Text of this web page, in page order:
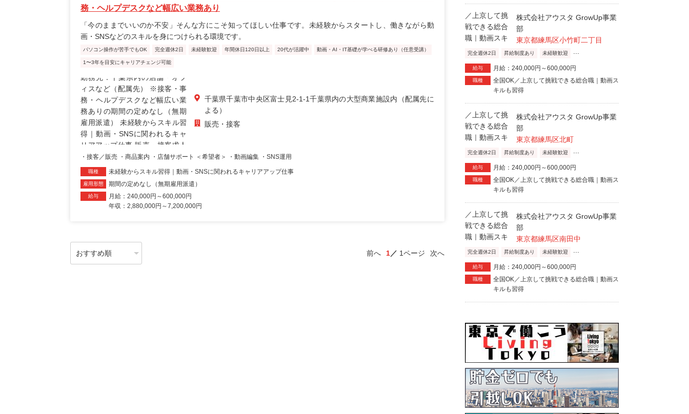
務・ヘルプデスクなど幅広い業務あり
「今のままでいいのか不安」そんな方にこそ知ってほしい仕事です。未経験からスタートし、働きながら動
画・SNSなどのスキルを身につけられる環境です。
パソコン操作が苦手でもOK 完全週休2日 未経験歓迎 年間休日120日以上 20代が活躍中 動画・AI・IT基礎が学べる研修あり（任意受講）
1〜3年を目安にキャリアチェンジ可能
千葉県千葉市中央区富士見2-1-1千葉県内の大型商業施設内（配属先に
よる）
販売・接客
・接客／販売 ・商品案内 ・店舗サポート ＜希望者＞ ・動画編集 ・SNS運用
職種 未経験からスキル習得｜動画・SNSに関われるキャリアアップ仕事
雇用形態 期間の定めなし（無期雇用派遣）
給与
月給：240,000円～600,000円
年収：2,880,000円～7,200,000円
前へ 1 1ページ 次へ
株式会社アウスタ GrowUp事業
部
東京都練馬区小竹町二丁目
完全週休2日 昇給制度あり 未経験歓迎
給与 月給：240,000円～600,000円
職種
全国OK／上京して挑戦できる総合職｜動画ス
キルも習得
株式会社アウスタ GrowUp事業
部
東京都練馬区北町
完全週休2日 昇給制度あり 未経験歓迎
給与 月給：240,000円～600,000円
職種
全国OK／上京して挑戦できる総合職｜動画ス
キルも習得
株式会社アウスタ GrowUp事業
部
東京都練馬区南田中
完全週休2日 昇給制度あり 未経験歓迎
給与 月給：240,000円～600,000円
職種
全国OK／上京して挑戦できる総合職｜動画ス
キルも習得